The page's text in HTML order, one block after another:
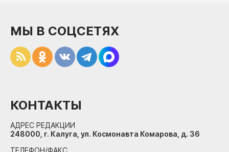
МЫ В СОЦСЕТЯХ
КОНТАКТЫ
АДРЕС РЕДАКЦИИ
248000, г. Калуга, ул. Космонавта Комарова, д. 36
ТЕЛЕФОН/ФАКС